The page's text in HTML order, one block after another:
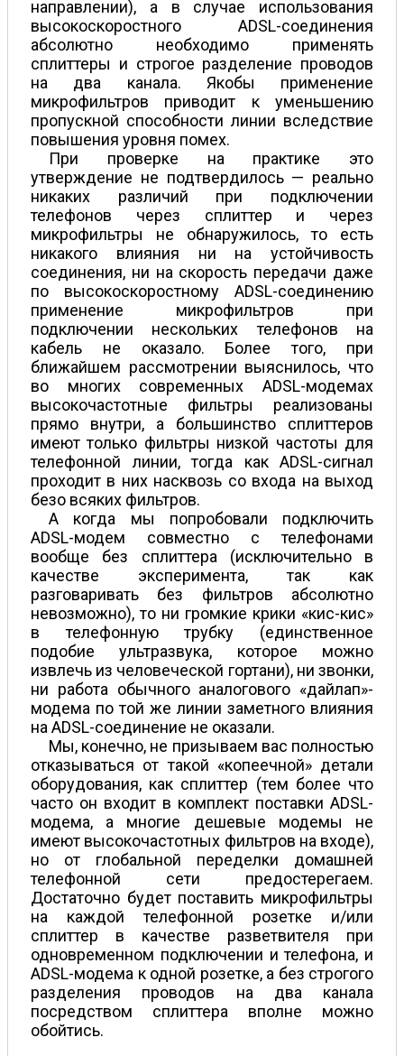
направлении), а в случае использования
высокоскоростного ADSL-соединения
абсолютно необходимо применять
сплиттеры и строгое разделение проводов
на два канала. Якобы применение
микрофильтров приводит к уменьшению
пропускной способности линии вследствие
повышения уровня помех.
При проверке на практике это
утверждение не подтвердилось — реально
никаких различий при подключении
телефонов через сплиттер и через
микрофильтры не обнаружилось, то есть
никакого влияния ни на устойчивость
соединения, ни на скорость передачи даже
по высокоскоростному ADSL-соединению
применение микрофильтров при
подключении нескольких телефонов на
кабель не оказало. Более того, при
ближайшем рассмотрении выяснилось, что
во многих современных ADSL-модемах
высокочастотные фильтры реализованы
прямо внутри, а большинство сплиттеров
имеют только фильтры низкой частоты для
телефонной линии, тогда как ADSL-сигнал
проходит в них насквозь со входа на выход
безо всяких фильтров.
А когда мы попробовали подключить
ADSL-модем совместно с телефонами
вообще без сплиттера (исключительно в
качестве эксперимента, так как
разговаривать без фильтров абсолютно
невозможно), то ни громкие крики «кис-кис»
в телефонную трубку (единственное
подобие ультразвука, которое можно
извлечь из человеческой гортани), ни звонки,
ни работа обычного аналогового «дайлап»-
модема по той же линии заметного влияния
на ADSL-соединение не оказали.
Мы, конечно, не призываем вас полностью
отказываться от такой «копеечной» детали
оборудования, как сплиттер (тем более что
часто он входит в комплект поставки ADSL-
модема, а многие дешевые модемы не
имеют высокочастотных фильтров на входе),
но от глобальной переделки домашней
телефонной сети предостерегаем.
Достаточно будет поставить микрофильтры
на каждой телефонной розетке и/или
сплиттер в качестве разветвителя при
одновременном подключении и телефона, и
ADSL-модема к одной розетке, а без строгого
разделения проводов на два канала
посредством сплиттера вполне можно
обойтись.